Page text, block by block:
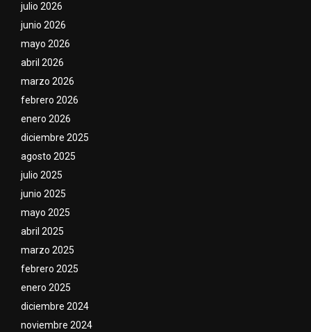
julio 2026
junio 2026
mayo 2026
abril 2026
marzo 2026
febrero 2026
enero 2026
diciembre 2025
agosto 2025
julio 2025
junio 2025
mayo 2025
abril 2025
marzo 2025
febrero 2025
enero 2025
diciembre 2024
noviembre 2024